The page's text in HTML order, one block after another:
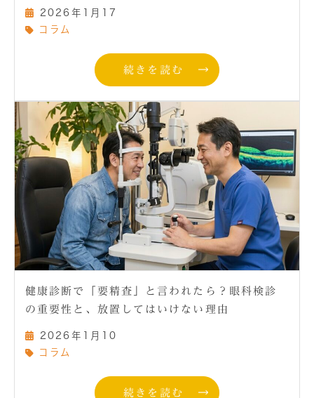
2026年1月17
コラム
続きを読む
健康診断で「要精査」と言われたら？眼科検診
の重要性と、放置してはいけない理由
2026年1月10
コラム
続きを読む